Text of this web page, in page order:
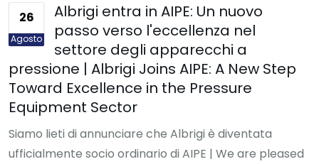
26
Agosto
Albrigi entra in AIPE: Un nuovo
passo verso l'eccellenza nel
settore degli apparecchi a
pressione | Albrigi Joins AIPE: A New Step
Toward Excellence in the Pressure
Equipment Sector
Siamo lieti di annunciare che Albrigi è diventata
ufficialmente socio ordinario di AIPE | We are pleased